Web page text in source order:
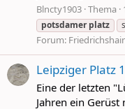
Blncty1903 Thema
potsdamer platz
Forum:
Leipziger Platz
Eine der letzten
Jahren ein